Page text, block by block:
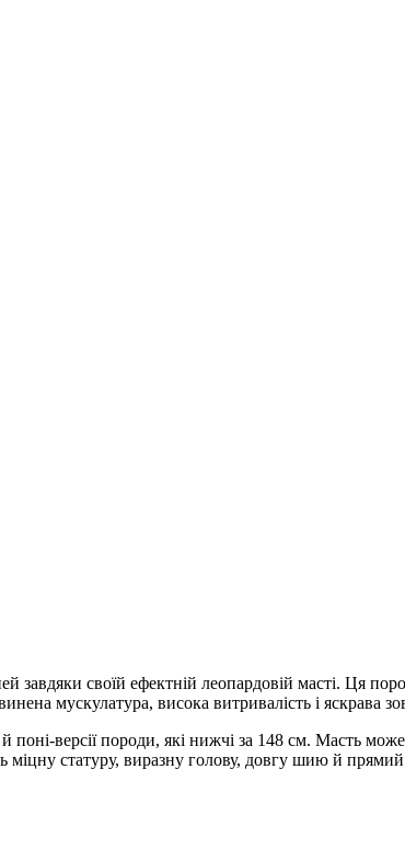
завдяки своїй ефектній леопардовій масті. Ця
мускулатура, висока витривалість і яскрава
поні-версії породи, які нижчі за 148 см. Масть
статуру, виразну голову, довгу шию й